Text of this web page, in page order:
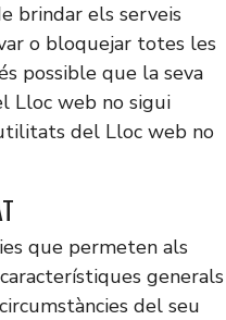
brindar els serveis
o bloquejar totes les
possible que la seva
Lloc web no sigui
del Lloc web no
que permeten als
generals
del seu